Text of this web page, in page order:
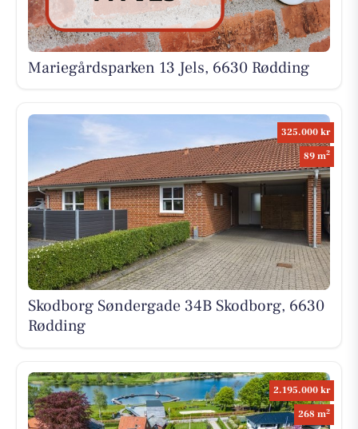
Mariegårdsparken 13 Jels, 6630 Rødding
325.000 kr
89 m2
Skodborg Søndergade 34B Skodborg, 6630
Rødding
2.195.000 kr
268 m2